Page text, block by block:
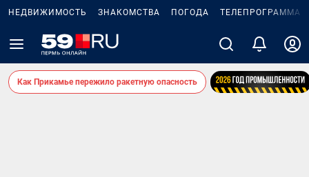
НЕДВИЖИМОСТЬ ЗНАКОМСТВА ПОГОДА ТЕЛЕПРОГРАММА
Как Прикамье пережило ракетную опасность